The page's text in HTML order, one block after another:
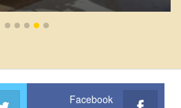
Facebook